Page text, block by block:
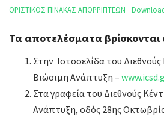
ΟΡΙΣΤΙΚΟΣ ΠΙΝΑΚΑΣ ΑΠΟΡΡΙΠΤΕΩΝ
Τα αποτελέσματα
Στην Ιστοσελίδα του
Βιώσιμη Ανάπτυξη –
Στα γραφεία του Διεθνούς
Ανάπτυξη, οδός 28ης